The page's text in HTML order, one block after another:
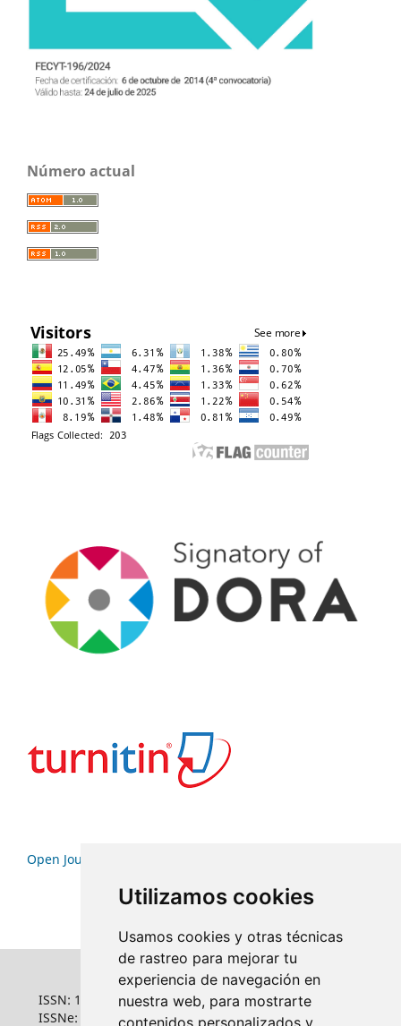
Utilizamos cookies
Usamos cookies y otras técnicas
de rastreo para mejorar tu
experiencia de navegación en
nuestra web, para mostrarte
contenidos personalizados y
Número actual
Open Journal Systems
ISSN: 1022-6508
ISSNe: 1681-5653